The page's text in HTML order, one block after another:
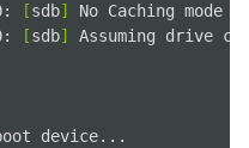
[sdb] No Caching mode
[sdb] Assuming drive
device...